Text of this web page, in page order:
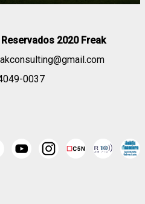
2020 Freak
0037